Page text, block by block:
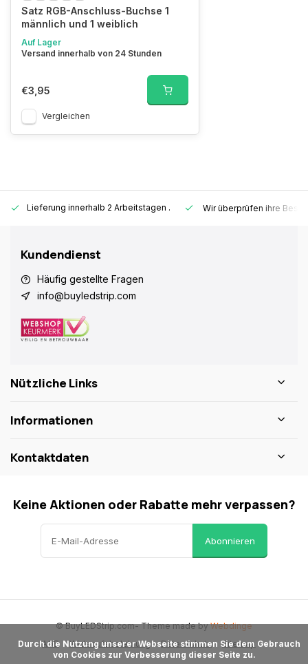
Satz RGB-Anschluss-Buchse 1
männlich und 1 weiblich
Auf Lager
Versand innerhalb von 24 Stunden
€3,95
Vergleichen
Lieferung innerhalb 2 Arbeitstagen . Wir überprüfen ihre
Kundendienst
Häufig gestellte Fragen
info@buyledstrip.com
Nützliche Links
Informationen
Kontaktdaten
Keine Aktionen oder Rabatte mehr verpassen?
Abonnieren
AGB Widerrufsbelehrung Datenschutz Sitemap
© BuyLEDStrip.com- Theme made byWebdinge
von Cookies zur Verbesserung dieser Seite zu.